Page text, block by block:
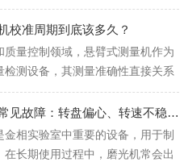
钢卷尺检定台的比较测量法原理与
析。比较测量法原理比较测量法
台采用的主要原理之一。该方法是
卷尺与一个已知精度...
校准周期到底该多久？
质量控制领域，悬臂式测量机作为
检测设备，其测量准确性直接关系
而校准周期的确定，一直是企业计
实难题——周期过短，增加成本与
期过长，又面临测量失准的风险。
测量机的校准周期到...
试样磨光机常见故障：转盘偏心、转速不稳、水封漏水修复
金相实验室中重要的设备，用于制
在长期使用过程中，磨光机常会出